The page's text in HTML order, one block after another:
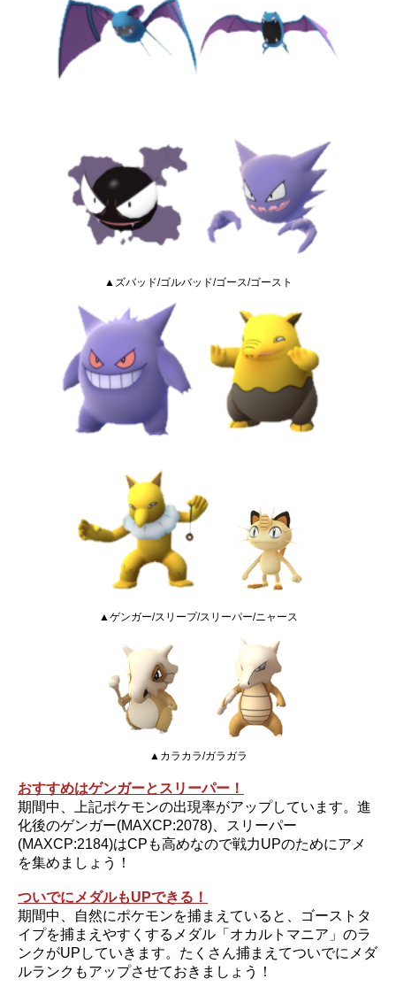
▲ズバッド/ゴルバッド/ゴース/ゴースト
▲ゲンガー/スリープ/スリーパー/ニャース
▲カラカラ/ガラガラ
おすすめはゲンガーとスリーパー！
期間中、上記ポケモンの出現率がアップしています。進
化後のゲンガー(MAXCP:2078)、スリーパー
(MAXCP:2184)はCPも高めなので戦力UPのためにアメ
を集めましょう！
ついでにメダルもUPできる！
期間中、自然にポケモンを捕まえていると、ゴーストタ
イプを捕まえやすくするメダル「オカルトマニア」のラ
ンクがUPしていきます。たくさん捕まえてついでにメダ
ルランクもアップさせておきましょう！